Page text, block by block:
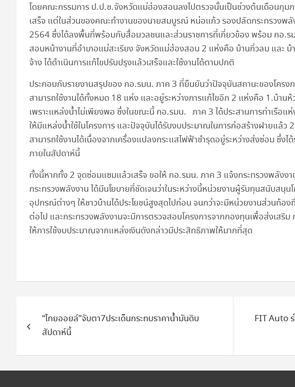
โดยคณะกรรมการ ป.ป.ช.จังหวัดแม่ฮ่องสอนลงไปตรวจนั้นเป็นช่วงต้นเดือนกุ
เสร็จ แต่ในส่วนของคณะทำงานของนายสมบูรณ์ หน่อแก้ว รองปลัดกระทรวงพ
2564 ซึ่งได้ลงพื้นที่พร้อมกับสื่อมวลชนและส่วนราชการที่เกี่ยวข้อง พร้อม กอ.รม
สอบหน้างานที่อำเภอแม่สะเรียง จังหวัดแม่ฮ่องสอน 2 แห่งคือ บ้านกิ่วลม และ
จ้าง ได้ดำเนินการแก้ไขปรับปรุงแล้วเสร็จและใช้งานได้ตามปกติ
ประกอบกับรายงานสรุปของ กอ.รมน. ภาค 3 ที่ยืนยันว่าปัจจุบันสถานะของโครง
สามารถใช้งานได้ทั้งหมด 18 แห่ง และอยู่ระหว่างการแก้ไขอีก 2 แห่งคือ 1.บ้าน
เพราะแหล่งน้ำไม่เพียงพอ ซึ่งในขณะนี้ กอ.รมน. ภาค 3 ได้ประสานการท่าเรือแ
ให้มีแหล่งน้ำใช้ในโครงการ และปัจจุบันได้รับงบประมาณในการก่อสร้างฝายแล้
สามารถใช้งานได้เนื่องจากเครื่องแปลงกระแสไฟฟ้าชำรุดอยู่ระหว่างส่งซ่อม ซึ่งไ
ภายในสัปดาห์นี้
ทั้งนี้หากทั้ง 2 จุดซ่อมแซมแล้วเสร็จ ขอให้ กอ.รมน. ภาค 3 แจ้งกระทรวงพลังง
กระทรวงพลังงาน ได้มีนโยบายที่ชัดเจนว่าในระหว่างนี้หน่วยงานผู้รับทุนสนับสนุ
อุปกรณ์ต่างๆ ให้ชาวบ้านได้ประโยชน์สูงสุดไปก่อน จนกว่าจะมีหน่วยงานส่วนท้อง
ต่อไป และกระทรวงพลังงานจะมีการตรวจสอบโครงการจากกองทุนเพื่อส่งเสริ
ให้การใช้งบประมาณจากแหล่งเงินดังกล่าวมีประสิทธิภาพให้มากที่สุด
เรื่อง“ไทยออยล์”จับตา7ประเด็นกระทบราคาน้ำมันดิบ
สัปดาห์นี้
FIT Auto